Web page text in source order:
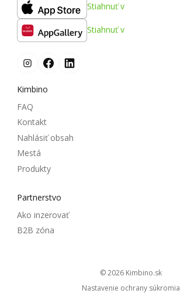
Stiahnuť v
Stiahnuť v
Kimbino
FAQ
Kontakt
Nahlásiť obsah
Mestá
Produkty
Partnerstvo
Ako inzerovať
B2B zóna
© 2026
kimbino.sk
Nastavenie ochrany súkromia